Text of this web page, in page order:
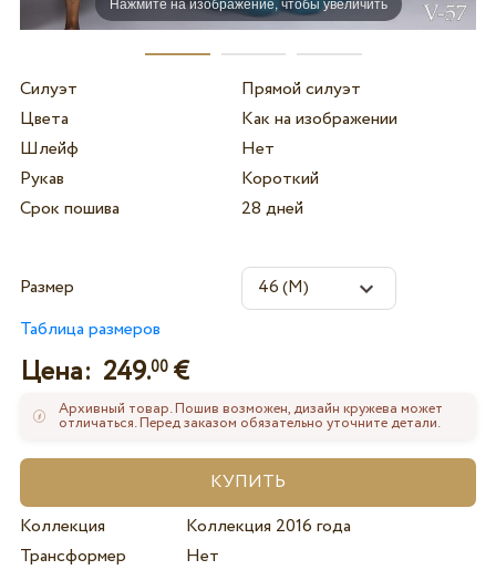
Силуэт
Прямой силуэт
Цвета
Как на изображении
Шлейф
Нет
Рукав
Короткий
Срок пошива
28 дней
Размер
Таблица размеров
Цена: 249.00€
Архивный товар. Пошив возможен, дизайн кружева может
отличаться. Перед заказом обязательно уточните детали.
Коллекция
Коллекция 2016 года
Трансформер
Нет